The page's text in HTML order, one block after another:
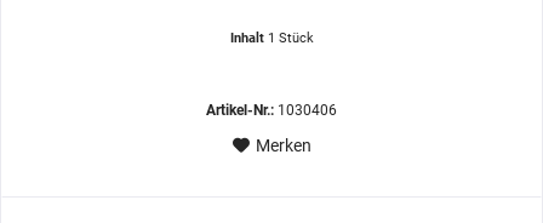
Inhalt 1 Stück
Artikel-Nr.: 1030406
Merken